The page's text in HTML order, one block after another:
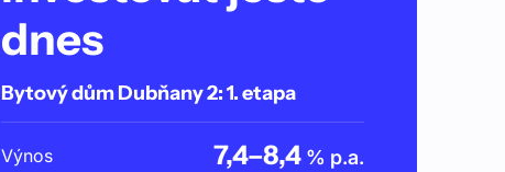
dnes
Bytový dům Dubňany 2: 1. etapa
Výnos 7,4–8,4 % p.a.